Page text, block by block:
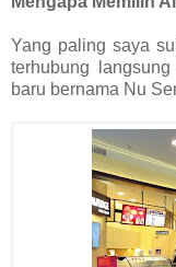
Yang paling saya
terhubung
baru bernama Nu